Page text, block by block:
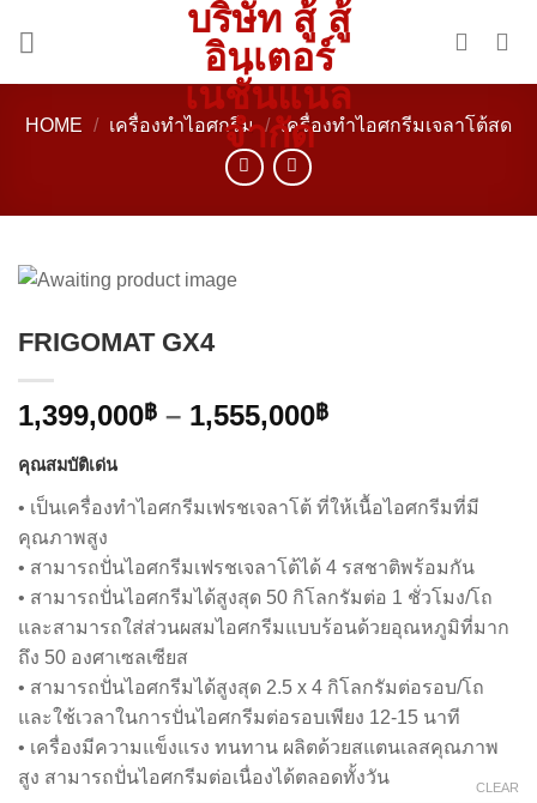
บริษัท สู้ สู้
อินเตอร์
เนชั่นแนล
จำกัด
HOME / เครื่องทำไอศกรีม / เครื่องทำไอศกรีมเจลาโต้สด
FRIGOMAT GX4
1,399,000฿ – 1,555,000฿
คุณสมบัติเด่น
• เป็นเครื่องทำไอศกรีมเฟรชเจลาโต้ ที่ให้เนื้อไอศกรีมที่มี
คุณภาพสูง
• สามารถปั่นไอศกรีมเฟรชเจลาโต้ได้ 4 รสชาติพร้อมกัน
• สามารถปั่นไอศกรีมได้สูงสุด 50 กิโลกรัมต่อ 1 ชั่วโมง/โถ
และสามารถใส่ส่วนผสมไอศกรีมแบบร้อนด้วยอุณหภูมิที่มาก
ถึง 50 องศาเซลเซียส
• สามารถปั่นไอศกรีมได้สูงสุด 2.5 x 4 กิโลกรัมต่อรอบ/โถ
และใช้เวลาในการปั่นไอศกรีมต่อรอบเพียง 12-15 นาที
• เครื่องมีความแข็งแรง ทนทาน ผลิตด้วยสแตนเลสคุณภาพ
สูง สามารถปั่นไอศกรีมต่อเนื่องได้ตลอดทั้งวัน
CLEAR